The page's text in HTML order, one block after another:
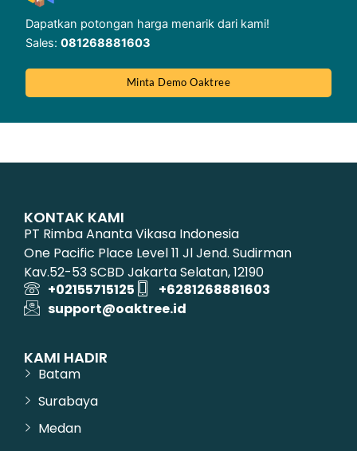
Dapatkan potongan harga menarik dari kami!
Sales: 081268881603
Minta Demo Oaktree
KONTAK KAMI
PT Rimba Ananta Vikasa Indonesia
One Pacific Place Level 11 Jl Jend. Sudirman
Kav.52-53 SCBD Jakarta Selatan, 12190
+02155715125
+6281268881603
support@oaktree.id
KAMI HADIR
Batam
Surabaya
Medan